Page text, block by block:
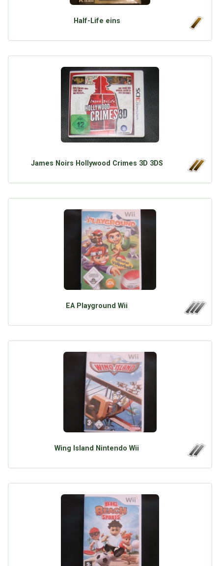
Google
Mediadaten
Presse News
Erweitere Suche
Suchanfragen
Kategoriewolke
Half-Life eins
James Noirs Hollywood Crimes 3D 3DS
EA Playground Wii
Wing Island Nintendo Wii